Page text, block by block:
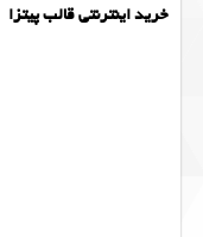
خرید اینترنتی قالب پیتزا